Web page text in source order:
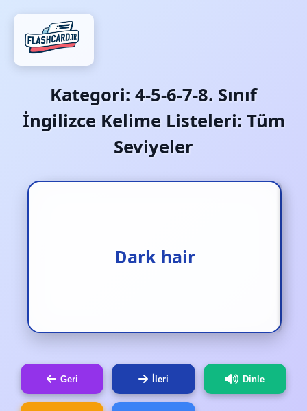
Kategori: 4-5-6-7-8. Sınıf
İngilizce Kelime Listeleri: Tüm
Seviyeler
Dark hair
Koyu saç
Geri İleri Dinle